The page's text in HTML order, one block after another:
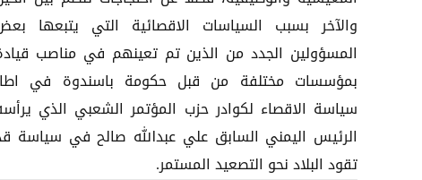
والآخر بسبب السياسات الاقصائية التي يتبعها
المسؤولين الجدد من الذين تم تعينهم في مناصب
بمؤسسات مختلفة من قبل حكومة باسندوة في
سياسة الاقصاء لكوادر حزب المؤتمر الشعبي الذي
الرئيس اليمني السابق علي عبدالله صالح في سياسة
تقود البلاد نحو التصعيد المستمر.